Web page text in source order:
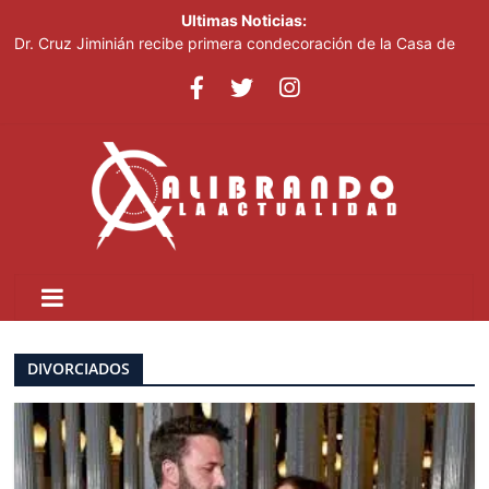
Ultimas Noticias:
Dr. Cruz Jiminián recibe primera condecoración de la Casa de
El mundo del fútbol despide a Jorge Messi, padre del astro
Johnny Pujols: "Hay decenas de miles de ciudadanos que
quieren inscribirse en el PLD"
César Fernández acusa al Gobierno de presentar logros que no
reflejan la realidad económica
DIVORCIADOS